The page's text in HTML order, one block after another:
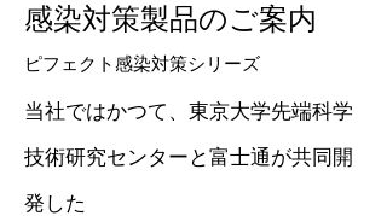
感染対策製品のご案内
ピフェクト感染対策シリーズ
当社ではかつて、東京大学先端科学
技術研究センターと富士通が共同開
発した